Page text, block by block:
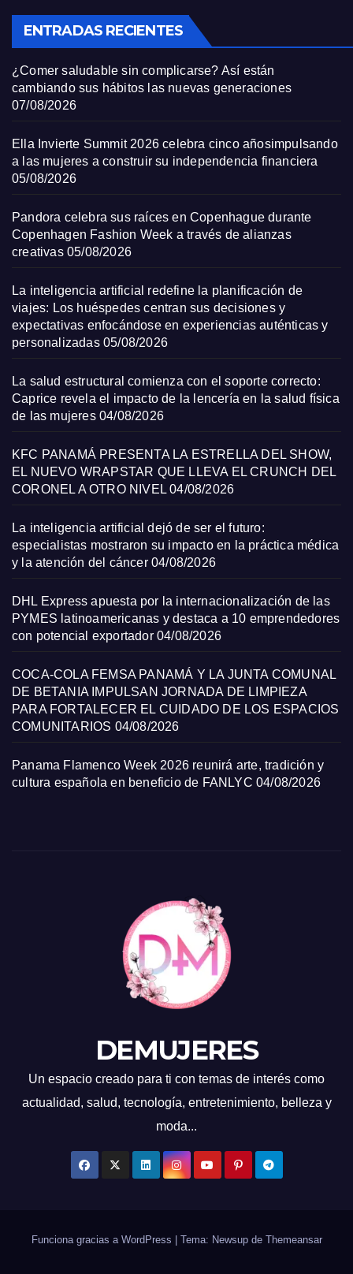
ENTRADAS RECIENTES
¿Comer saludable sin complicarse? Así están
cambiando sus hábitos las nuevas generaciones
07/08/2026
Ella Invierte Summit 2026 celebra cinco añosimpulsando
a las mujeres a construir su independencia financiera
05/08/2026
Pandora celebra sus raíces en Copenhague durante
Copenhagen Fashion Week a través de alianzas
creativas 05/08/2026
La inteligencia artificial redefine la planificación de
viajes: Los huéspedes centran sus decisiones y
expectativas enfocándose en experiencias auténticas y
personalizadas 05/08/2026
La salud estructural comienza con el soporte correcto:
Caprice revela el impacto de la lencería en la salud física
de las mujeres 04/08/2026
KFC PANAMÁ PRESENTA LA ESTRELLA DEL SHOW,
EL NUEVO WRAPSTAR QUE LLEVA EL CRUNCH DEL
CORONEL A OTRO NIVEL 04/08/2026
La inteligencia artificial dejó de ser el futuro:
especialistas mostraron su impacto en la práctica médica
y la atención del cáncer 04/08/2026
DHL Express apuesta por la internacionalización de las
PYMES latinoamericanas y destaca a 10 emprendedores
con potencial exportador 04/08/2026
COCA-COLA FEMSA PANAMÁ Y LA JUNTA COMUNAL
DE BETANIA IMPULSAN JORNADA DE LIMPIEZA
PARA FORTALECER EL CUIDADO DE LOS ESPACIOS
COMUNITARIOS 04/08/2026
Panama Flamenco Week 2026 reunirá arte, tradición y
cultura española en beneficio de FANLYC 04/08/2026
DEMUJERES
Un espacio creado para ti con temas de interés como
actualidad, salud, tecnología, entretenimiento, belleza y
moda...
Funciona gracias a WordPress Tema: Newsup de Themeansar